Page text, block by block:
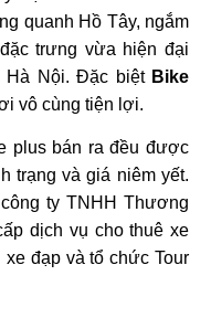
quanh Hồ Tây, ngắm
trưng vừa hiện đại
Hà Nội.Đặc biệt Bike
vô cùng tiện lợi.
plus bán ra đều được
trạng và giá niêm yết.
ty TNHH Thương
dịch vụ cho thuê xe
đạp và tổ chức Tour